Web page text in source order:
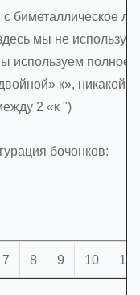
с биметаллическое
мы не
используем полное
к», никакой
2 «к ")
бочонков:
7 8 9 10 11